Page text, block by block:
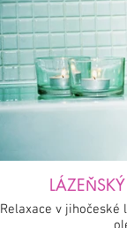
Relaxace v jihočeské